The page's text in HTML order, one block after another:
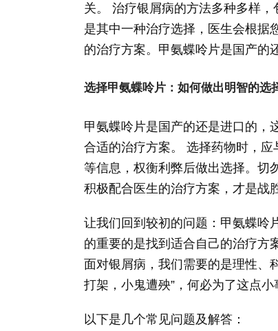
关。 治疗银屑病的方法多种多样
是其中一种治疗选择，医生会根据
的治疗方案。甲氨蝶呤片是国产的
选择甲氨蝶呤片：如何做出明智的选
甲氨蝶呤片是国产的还是进口的，
合适的治疗方案。 选择药物时，
等信息，权衡利弊后做出选择。切
积极配合医生的治疗方案，才是战
让我们回到较初的问题：甲氨蝶呤
的重要的是找到适合自己的治疗方
面对银屑病，我们需要的是理性、
打架，小鬼遭殃”，何必为了这点小
以下是几个常见问题及解答：